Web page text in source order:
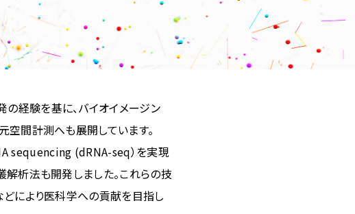
経験を基に、バイオイメージン
空間計測へも展開しています。
sequencing (dRNA-seq）を実現
解析法も開発しました。これらの技
どにより医科学への貢献を目指し